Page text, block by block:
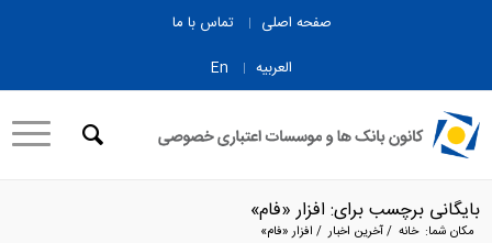
صفحه اصلی
تماس با ما
العربیه
En
بایگانی برچسب برای: افزار «فام»
مکان شما: خانه /آخرین اخبار / افزار «فام»